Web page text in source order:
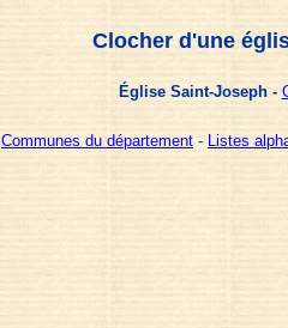
Clocher d'une
Église Saint-Joseph -
Communes du département - Listes